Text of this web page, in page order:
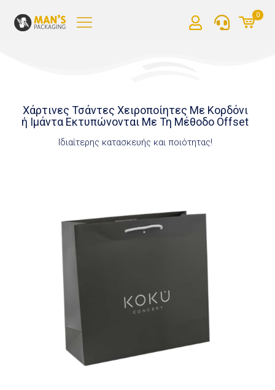
0
Χάρτινες Τσάντες Χειροποίητες Με Κορδόνι
ή Ιμάντα Εκτυπώνονται Με Τη Μέθοδο Offset
Ιδιαίτερης κατασκευής και ποιότητας!